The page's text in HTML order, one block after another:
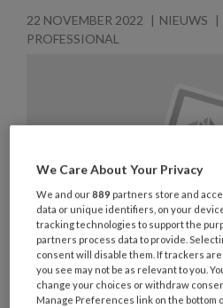
22 NOVEMBER 2022 NIEUWS
PROFESSIONAL
We Care About Your Privacy
We and our889 partners store and
data or unique identifiers, on your
tracking technologies to support the
partners process data to provide.
consent will disable them. If trackers
you see may not be as relevant to you.
change your choices or withdraw
Manage Preferences link on the bottom